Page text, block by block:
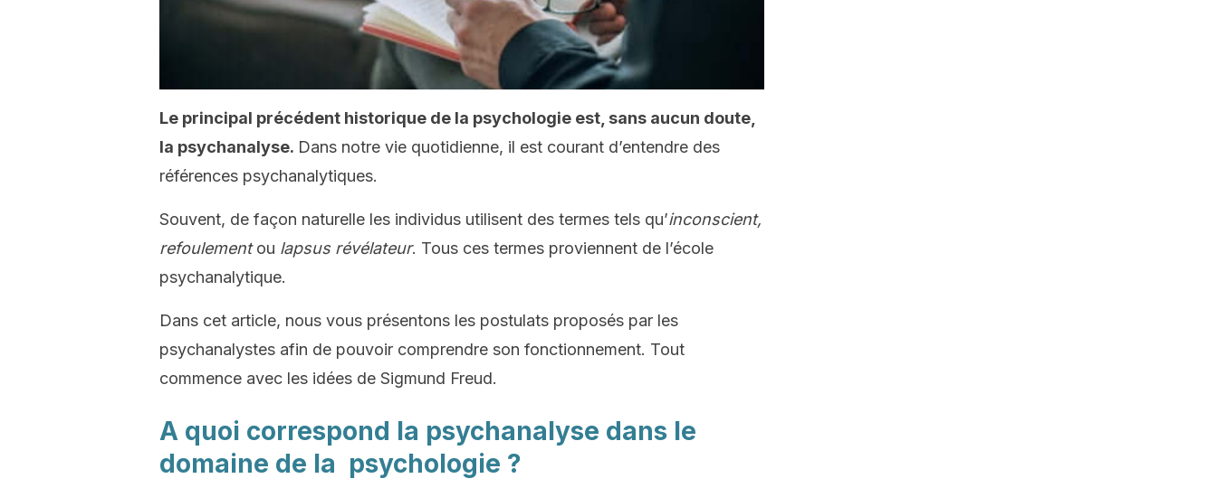
Le principal précédent historique de la psychologie est, sans aucun doute,
la psychanalyse. Dans notre vie quotidienne, il est courant d’entendre des
références psychanalytiques.
Souvent, de façon naturelle les individus utilisent des termes tels qu’inconscient,
refoulementou lapsus révélateur. Tous ces termes proviennent de l’école
psychanalytique.
Dans cet article, nous vous présentons les postulats proposés par les
psychanalystes afin de pouvoir comprendre son fonctionnement. Tout
commence avec les idées de Sigmund Freud.
A quoi correspond la psychanalyse dans le
domaine de la psychologie ?